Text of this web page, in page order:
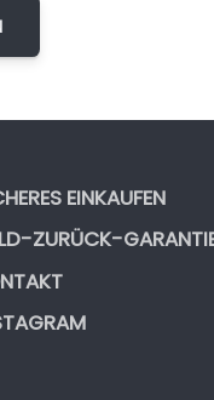
EINKAUFEN
ZURÜCK-